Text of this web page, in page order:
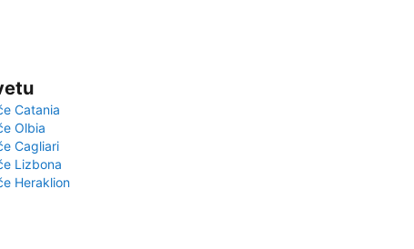
Catania
Olbia
Cagliari
Lizbona
Heraklion